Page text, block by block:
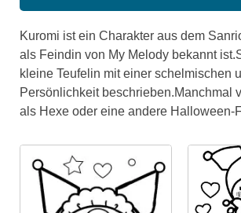
Kuromi ist ein Charakter aus dem
als Feindin von My Melody bekannt
kleine Teufelin mit einer schelmischen
Persönlichkeit beschrieben.Manchmal
als Hexe oder eine andere Halloween-